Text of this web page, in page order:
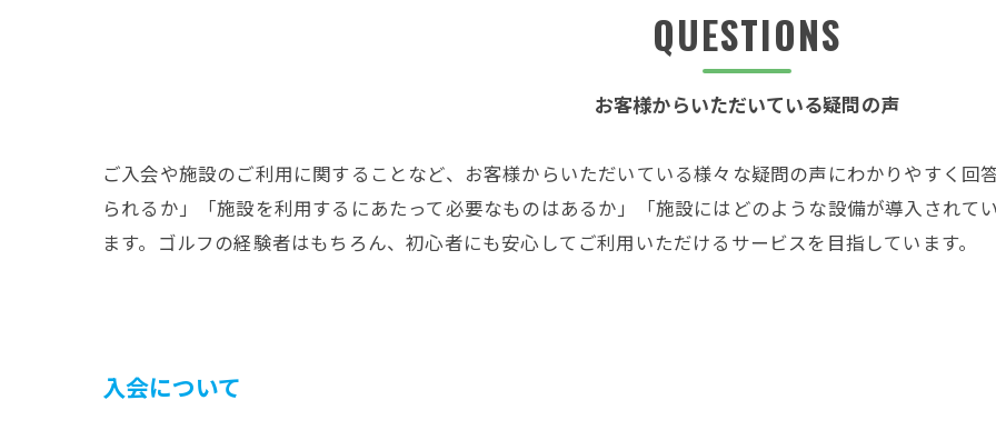
お客様からいただいている疑問の声
QUESTIONS
ご入会や施設のご利用に関することなど、お客様からいただいている様々な疑問の声にわかりやすく回
られるか」「施設を利用するにあたって必要なものはあるか」「施設にはどのような設備が導入されて
ます。ゴルフの経験者はもちろん、初心者にも安心してご利用いただけるサービスを目指しています。
入会について